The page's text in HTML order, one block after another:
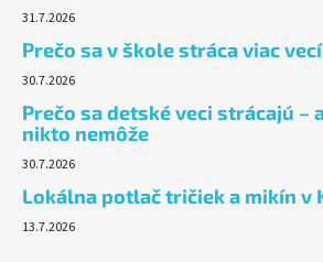
31.7.2026
Prečo sa v škole stráca viac
30.7.2026
Prečo sa detské veci strácajú –
nikto nemôže
30.7.2026
Lokálna potlač tričiek a mikín v
13.7.2026